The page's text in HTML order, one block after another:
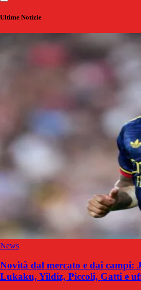
Ultime Notizie
News
Novità dal mercato e dai campi:
Lukaku, Yildiz, Piccoli, Gatti e